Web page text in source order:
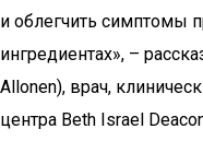
и облегчить симптомы
ингредиентах», –
Allonen), врач,
центра Beth Israel